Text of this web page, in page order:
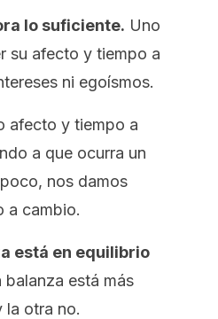
lo suficiente. Uno
su afecto y tiempo a
ni egoísmos.
afecto y tiempo a
a que ocurra un
nos damos
a cambio.
está en equilibrio
está más
la otra no.